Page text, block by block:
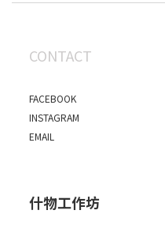
CONTACT
FACEBOOK
INSTAGRAM
EMAIL
什物工作坊